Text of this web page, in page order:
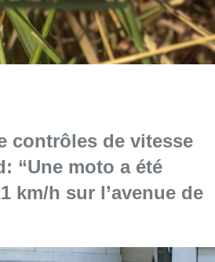
contrôles de vitesse
“Une moto a été
km/h sur l’avenue de